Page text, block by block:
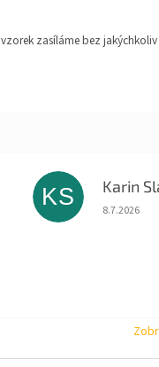
zasíláme bez
KS Karin
8.7.2026